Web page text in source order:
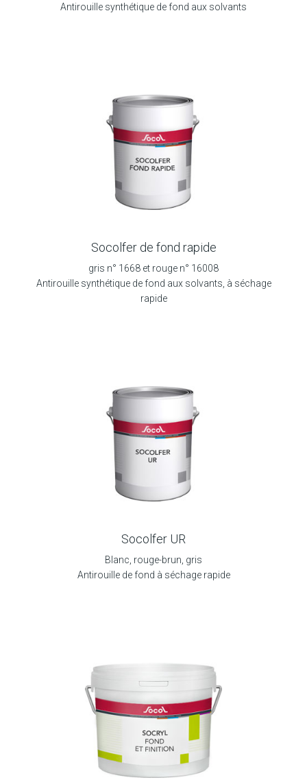
Antirouille synthétique de fond aux solvants
Socolfer de fond rapide
gris n° 1668 et rouge n° 16008
Antirouille synthétique de fond aux solvants, à séchage
rapide
Socolfer UR
Blanc, rouge-brun, gris
Antirouille de fond à séchage rapide